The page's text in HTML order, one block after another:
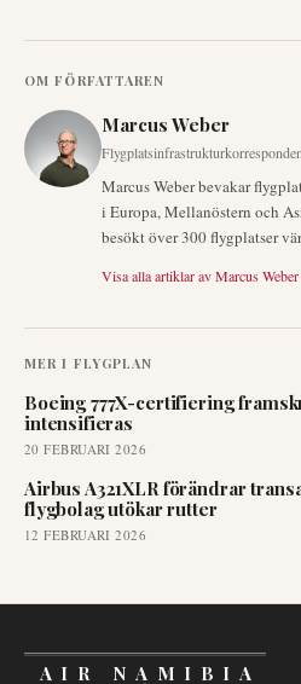
OM FÖRFATTAREN
Marcus Weber
Marcus Weber bevakar
i Europa, Mellanöstern och
besökt över 300 flygplatser
Visa alla artiklar avMarcus Weber
MER I FLYGPLAN
Boeing 777X-certifiering
intensifieras
20 FEBRUARI 2026
Airbus A321XLR förändrar
flygbolag utökar rutter
12 FEBRUARI 2026
AIR NAMIBIA